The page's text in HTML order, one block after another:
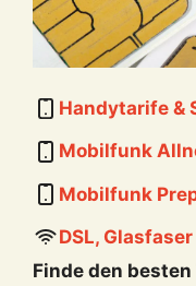
Handytarife &
Mobilfunk
Mobilfunk
DSL,
Finde den